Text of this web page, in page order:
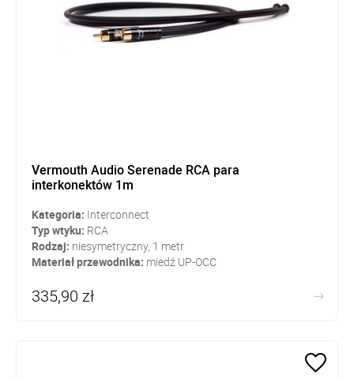
Vermouth Audio Serenade RCA para
interkonektów 1m
Kategoria: Interconnect
Typ wtyku: RCA
Rodzaj: niesymetryczny, 1 metr
Materiał przewodnika: miedź UP-OCC
335,90 zł